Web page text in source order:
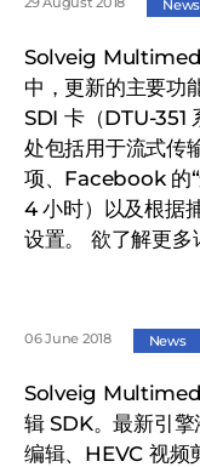
News
Solveig
中，更新的主要功
SDI 卡（DTU-351
处包括用于流式传
项、Facebook 的
4 小时）以及根据
设置。 欲了解更多
06 June 2018 News
Solveig
辑 SDK。最新引
编辑、HEVC 视频